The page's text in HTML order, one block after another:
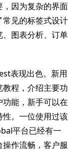
因为复杂的界面
见的标签式设计
图表分析、订单
表现出色。新用
程，介绍主要功
能，新手可以在
。一位使用过该
平台已经有一
作流畅，客户服